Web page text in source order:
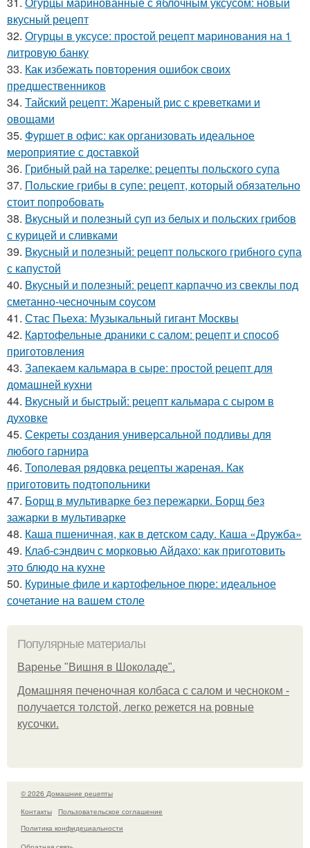
вкусный рецепт
32. Огурцы в уксусе: простой рецепт маринования на 1
литровую банку
33. Как избежать повторения ошибок своих
предшественников
34. Тайский рецепт: Жареный рис с креветками и
овощами
35. Фуршет в офис: как организовать идеальное
мероприятие с доставкой
36. Грибный рай на тарелке: рецепты польского супа
37. Польские грибы в супе: рецепт, который обязательно
стоит попробовать
38. Вкусный и полезный суп из белых и польских грибов
с курицей и сливками
39. Вкусный и полезный: рецепт польского грибного супа
с капустой
40. Вкусный и полезный: рецепт карпаччо из свеклы под
сметанно-чесночным соусом
41. Стас Пьеха: Музыкальный гигант Москвы
42. Картофельные драники с салом: рецепт и способ
приготовления
43. Запекаем кальмара в сыре: простой рецепт для
домашней кухни
44. Вкусный и быстрый: рецепт кальмара с сыром в
духовке
45. Секреты создания универсальной подливы для
любого гарнира
46. Тополевая рядовка рецепты жареная. Как
приготовить подтопольники
47. Борщ в мультиварке без пережарки. Борщ без
зажарки в мультиварке
48. Каша пшеничная, как в детском саду. Каша «Дружба»
49. Клаб-сэндвич с морковью Айдахо: как приготовить
это блюдо на кухне
50. Куриные филе и картофельное пюре: идеальное
сочетание на вашем столе
Популярные материалы
Варенье "Вишня в Шоколаде".
Домашняя печеночная колбаса с салом и чесноком -
получается толстой, легко режется на ровные
кусочки.
© 2026 Домашние рецепты
Контакты
Пользовательское соглашение
Политика конфидециальности